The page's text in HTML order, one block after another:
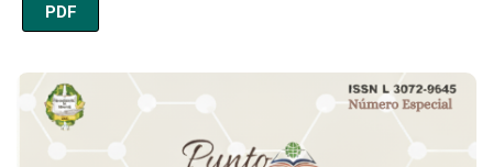
PDF
Imagen de portada